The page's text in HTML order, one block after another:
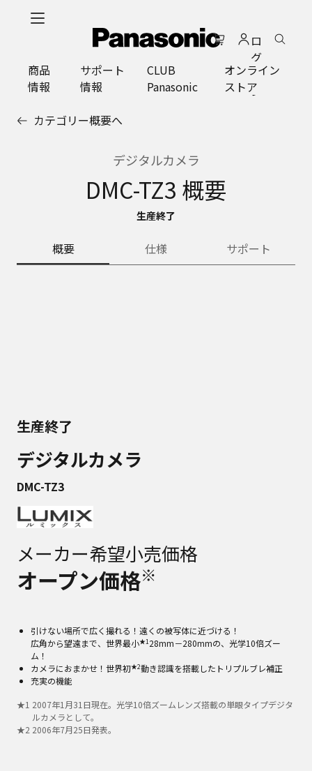
ロ
グ
イ
ン
商品
情報
サポート
情報
CLUB
Panasonic
オンライン
ストア
カテゴリー概要へ
デジタルカメラ
DMC-TZ3 概要
生産終了
概要 仕様 サポート
生産終了
デジタルカメラ
DMC-TZ3
メーカー希望小売価格
オープン価格※
引けない場所で広く撮れる！遠くの被写体に近づける！
広角から望遠まで、世界最小★1 28mm－280mmの、光学10倍ズー
ム！
カメラにおまかせ！世界初★2動き認識を搭載したトリプルブレ補正
充実の機能
★1 2007年1月31日現在。光学10倍ズームレンズ搭載の単眼タイプデジタ
ルカメラとして。
★2 2006年7月25日発表。